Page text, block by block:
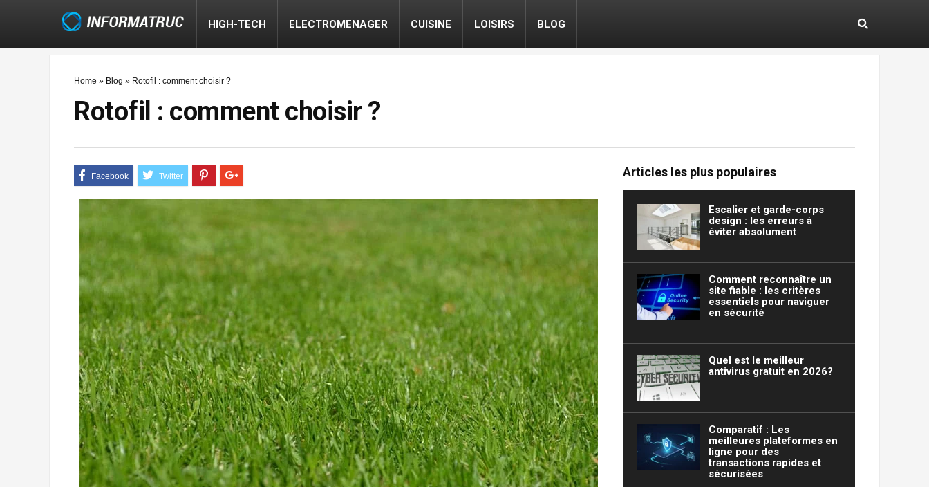
HIGH-TECH ELECTROMENAGER CUISINE LOISIRS BLOG
Home » Blog » Rotofil : comment choisir ?
Rotofil : comment choisir ?
Articles les plus populaires
Escalier et garde-corps
design : les erreurs à
éviter absolument
Comment reconnaître un
site fiable : les critères
essentiels pour naviguer
en sécurité
Quel est le meilleur
antivirus gratuit en 2026?
Comparatif : Les
meilleures plateformes en
ligne pour des
transactions rapides et
sécurisées